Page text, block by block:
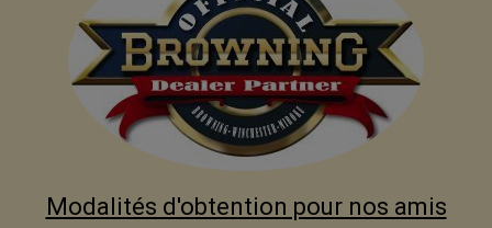
Modalités d'obtention pour nos amis